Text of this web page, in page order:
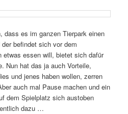
dass es im ganzen Tierpark einen
befindet sich vor dem
etwas essen will, bietet sich dafür
Nun hat das ja auch Vorteile,
und jenes haben wollen, zerren
auch mal Pause machen und ein
dem Spielplatz sich austoben
dazu …